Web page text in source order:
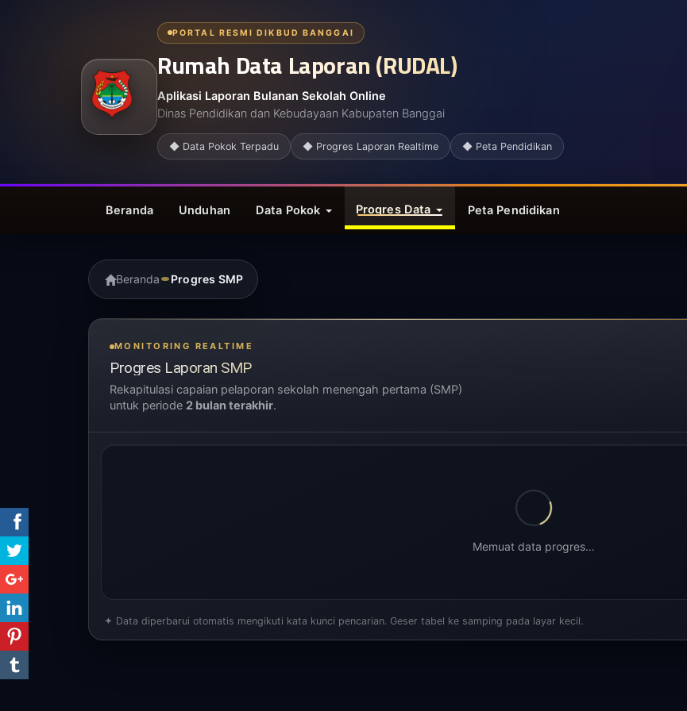
PORTAL RESMI DIKBUD BANGGAI
Rumah Data Laporan(RUDAL)
Aplikasi Laporan Bulanan Sekolah Online
Dinas Pendidikan dan Kebudayaan Kabupaten Banggai
◆ Data Pokok Terpadu ◆ Progres Laporan Realtime ◆ Peta Pendidikan
Beranda Unduhan Data Pokok Progres Data Peta Pendidikan
Beranda Progres SMP
MONITORING REALTIME
Progres Laporan SMP
Rekapitulasi capaian pelaporan sekolah menengah pertama (SMP)
untuk periode 2 bulan terakhir.
Memuat data progres…
✦ Data diperbarui otomatis mengikuti kata kunci pencarian. Geser tabel ke samping pada layar kecil.